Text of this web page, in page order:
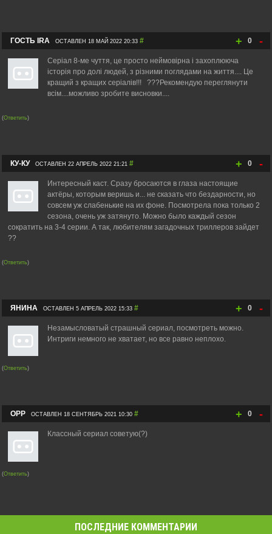
+ 0 -
ГОСТЬ IRA ОСТАВЛЕН 18 МАЙ 2022 20:33 #
Серіал 8-ме чуття, це просто неймовірна і захоплююча
історія про долі людей, з різними поглядами на життя.... Це
кращий з кращих серіалів!!! ???Рекомендую переглянути
всім....можливо зробите висновки....
(Ответить)
+ 0 -
КУ-КУ ОСТАВЛЕН 22 АПРЕЛЬ 2022 21:21 #
Интересный каст. Сразу бросаются в глаза настоящие
актёры, которым веришь и... не сказать что бездарности, но
совсем уж слабенькие на их фоне. Посмотрела пока только 2
сезона, очень уж затянуто. Можно было каждый сезон
сократить на 3-4 серии. А так, любителям загадочных триллеров зайдет
??
(Ответить)
+ 0 -
ЯНИНА ОСТАВЛЕН 5 АПРЕЛЬ 2022 15:33 #
Незамысловатый страшный сериал, посмотреть можно.
Интриги немного не хватает, но все равно неплохо.
(Ответить)
+ 0 -
ОРР ОСТАВЛЕН 18 СЕНТЯБРЬ 2021 10:30 #
Классный сериал советую(?)
(Ответить)
ПОСЛЕДНИЕ КОММЕНТАРИИ